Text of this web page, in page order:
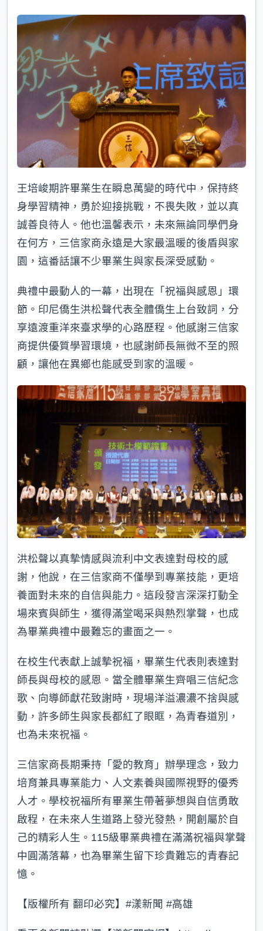
王培峻期許畢業生在瞬息萬變的時代中，保持終
身學習精神，勇於迎接挑戰，不畏失敗，並以真
誠善良待人。他也溫馨表示，未來無論同學們身
在何方，三信家商永遠是大家最溫暖的後盾與家
園，這番話讓不少畢業生與家長深受感動。
典禮中最動人的一幕，出現在「祝福與感恩」環
節。印尼僑生洪松聲代表全體僑生上台致詞，分
享遠渡重洋來臺求學的心路歷程。他感謝三信家
商提供優質學習環境，也感謝師長無微不至的照
顧，讓他在異鄉也能感受到家的溫暖。
洪松聲以真摯情感與流利中文表達對母校的感
謝，他說，在三信家商不僅學到專業技能，更培
養面對未來的自信與能力。這段發言深深打動全
場來賓與師生，獲得滿堂喝采與熱烈掌聲，也成
為畢業典禮中最難忘的畫面之一。
在校生代表獻上誠摯祝福，畢業生代表則表達對
師長與母校的感恩。當全體畢業生齊唱三信紀念
歌、向導師獻花致謝時，現場洋溢濃濃不捨與感
動，許多師生與家長都紅了眼眶，為青春道別，
也為未來祝福。
三信家商長期秉持「愛的教育」辦學理念，致力
培育兼具專業能力、人文素養與國際視野的優秀
人才。學校祝福所有畢業生帶著夢想與自信勇敢
啟程，在未來人生道路上發光發熱，開創屬於自
己的精彩人生。115級畢業典禮在滿滿祝福與掌聲
中圓滿落幕，也為畢業生留下珍貴難忘的青春記
憶。
【版權所有 翻印必究】#漾新聞 #高雄